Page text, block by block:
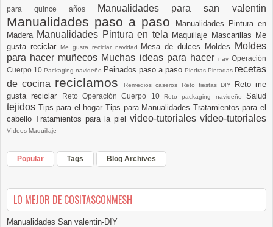
para quince años
Manualidades para san valentin
Manualidades paso a paso
Manualidades Pintura en
Madera Manualidades Pintura en tela Maquillaje Mascarillas Me
gusta reciclar
Me gusta reciclar navidad Mesa de dulces Moldes
Moldes
para hacer muñecos Muchas ideas para hacer nav Operación
Cuerpo 10 Packaging navideño Peinados paso a paso Piedras Pintadas recetas
de cocina reciclamosRemedios caseros Reto fiestas DIY
Reto me
gusta reciclar
Reto Operación Cuerpo 10Reto packaging navideñoSalud
tejidos Tips para el hogarTips para Manualidades Tratamientos para el
cabello Tratamientos para la piel video-tutoriales vídeo-tutoriales
Vídeos-Maquillaje
Popular Tags Blog Archives
LO MEJOR DE COSITASCONMESH
Manualidades San valentin-DIY